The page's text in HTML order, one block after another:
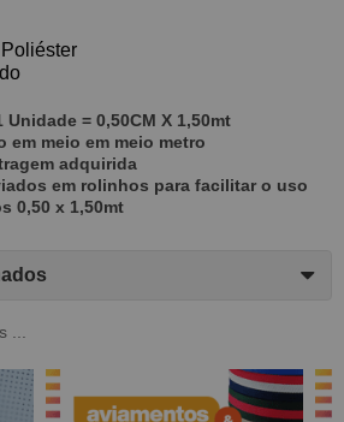
= 0,50CM X 1,50mt
em meio em meio metro
adquirida
em rolinhos para facilitar o uso
0,50 x 1,50mt
...